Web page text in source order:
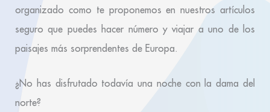
organizado como te proponemos en nuestros artículos
seguro que puedes hacer número y viajar a uno de los
paisajes más sorprendentes de Europa.
¿No has disfrutado todavía una noche con la dama del
norte?